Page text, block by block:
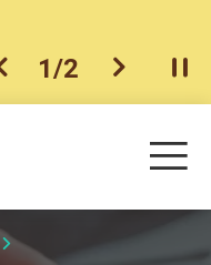
上一個
1/2 下一個開
目